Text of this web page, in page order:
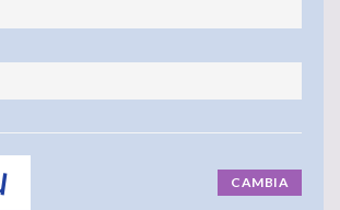
CAMBIA